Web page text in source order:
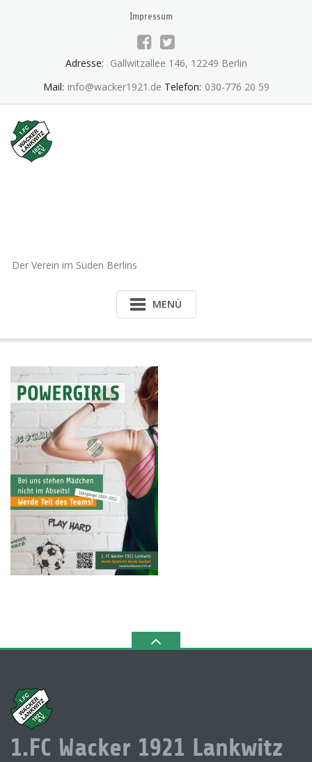
Impressum
Adresse: Gallwitzallee 146, 12249 Berlin
Mail: info@wacker1921.de Telefon: 030-776 20 59
Der Verein im Süden Berlins
MENÜ
1.FC Wacker 1921 Lankwitz